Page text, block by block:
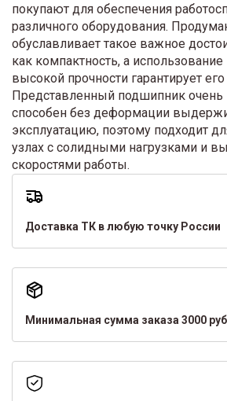
покупают для обеспечения
различного оборудования.
обуславливает такое важное
как компактность, а
высокой прочности гарантирует
Представленный подшипник
способен без деформации
эксплуатацию, поэтому подходит
узлах с солидными нагрузками и
скоростями работы.
Доставка ТК в любую точку России
Минимальная сумма заказа 3000